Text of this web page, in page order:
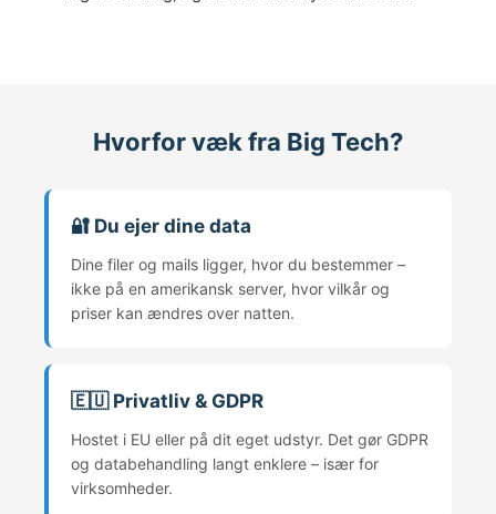
Hvorfor væk fra Big Tech?
🔐 Du ejer dine data
Dine filer og mails ligger, hvor du bestemmer –
ikke på en amerikansk server, hvor vilkår og
priser kan ændres over natten.
🇪🇺 Privatliv & GDPR
Hostet i EU eller på dit eget udstyr. Det gør GDPR
og databehandling langt enklere – især for
virksomheder.